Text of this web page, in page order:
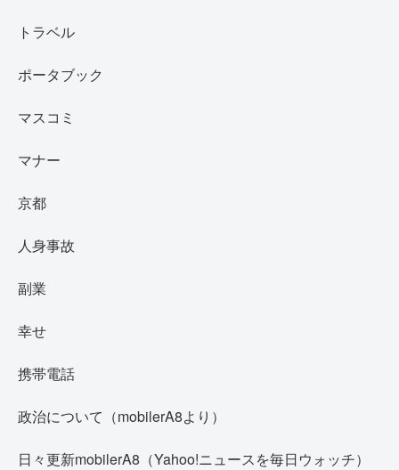
トラベル
ポータブック
マスコミ
マナー
京都
人身事故
副業
幸せ
携帯電話
政治について（mobilerA8より）
日々更新mobilerA8（Yahoo!ニュースを毎日ウォッチ）